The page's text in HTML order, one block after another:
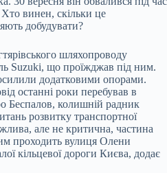
Хто винен, скільки це
добудувати?
шляхопроводу
Suzuki, що проїжджав під ним.
додатковими опорами.
останні роки перебував в
Беспалов, колишній радник
розвитку транспортної
але не критична, частина
проходить вулиця Олени
кільцевої дороги Києва, додає